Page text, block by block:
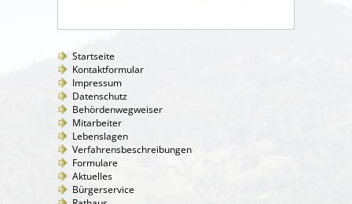
Startseite
Kontaktformular
Impressum
Datenschutz
Behördenwegweiser
Mitarbeiter
Lebenslagen
Verfahrensbeschreibungen
Formulare
Aktuelles
Bürgerservice